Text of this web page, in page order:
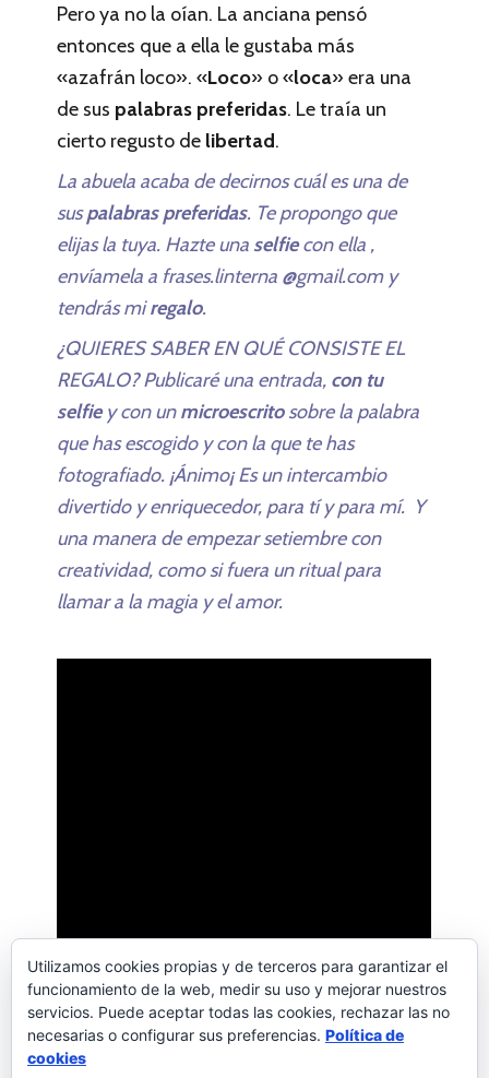
Pero ya no la oían. La anciana pensó
entonces que a ella le gustaba más
«azafrán loco». «Loco» o «loca» era una
de sus palabras preferidas. Le traía un
cierto regusto de libertad.
La abuela acaba de decirnos cuál es una de
suspalabras preferidas. Te propongo que
elijas la tuya. Hazte una selfiecon ella ,
envíamela a frases.linterna @gmail.com y
tendrás miregalo.
¿QUIERES SABER EN QUÉ CONSISTE EL
REGALO? Publicaré una entrada, con tu
selfiey con unmicroescritosobre la palabra
que has escogido y con la que te has
fotografiado. ¡Ánimo¡ Es un intercambio
divertido y enriquecedor, para tí y para mí. Y
una manera de empezar setiembre con
creatividad, como si fuera un ritual para
llamar a la magia y el amor.
Palabras a la vida
Utilizamos cookies propias y de terceros para garantizar el
funcionamiento de la web, medir su uso y mejorar nuestros
servicios. Puede aceptar todas las cookies, rechazar las no
necesarias o configurar sus preferencias. Política de
cookies